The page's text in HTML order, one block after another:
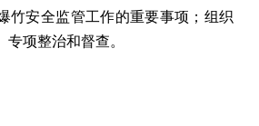
竹安全监管工作的重要事项；组织
项整治和督查。